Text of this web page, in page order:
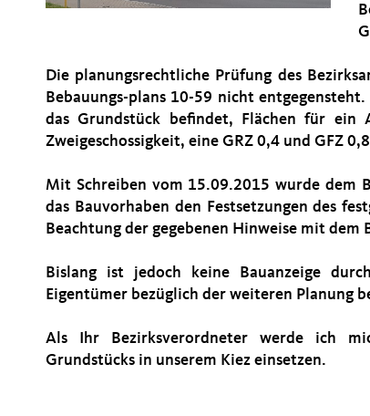
Die planungsrechtliche Prüfung des
Bebauungs-plans 10-59 nicht
das Grundstück befindet, Flächen für ein
Zweigeschossigkeit, eine GRZ 0,4 und GFZ
Mit Schreiben vom 15.09.2015 wurde dem
das Bauvorhaben den Festsetzungen des
Beachtung der gegebenen Hinweise mit dem
Bislang ist jedoch keine Bauanzeige
Eigentümer bezüglich der weiteren Planung
Als Ihr Bezirksverordneter werde ich
Grundstücks in unserem Kiez einsetzen.